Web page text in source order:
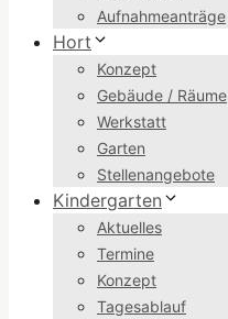
Aufnahmeanträge
Hort
Konzept
Gebäude / Räume
Werkstatt
Garten
Stellenangebote
Kindergarten
Aktuelles
Termine
Konzept
Tagesablauf